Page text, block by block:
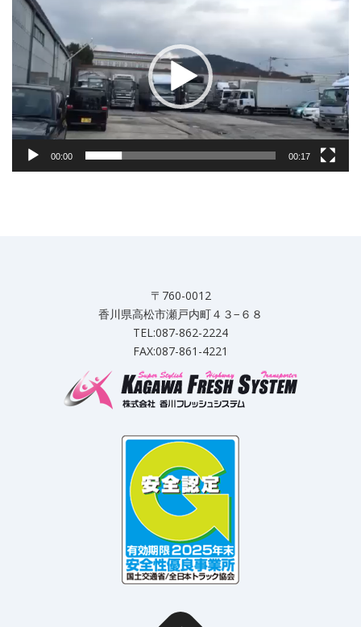
画
プ
レ
ー
ヤ
ー
00:00 00:17
〒760-0012
香川県高松市瀬戸内町４３−６８
TEL:087-862-2224
FAX:087-861-4221